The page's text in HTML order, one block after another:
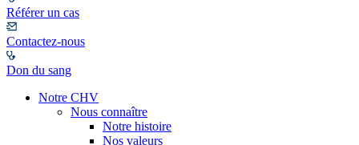
Référer un cas
Contactez-nous
Don du sang
Notre CHV
Nous connaître
Notre histoire
Nos valeurs